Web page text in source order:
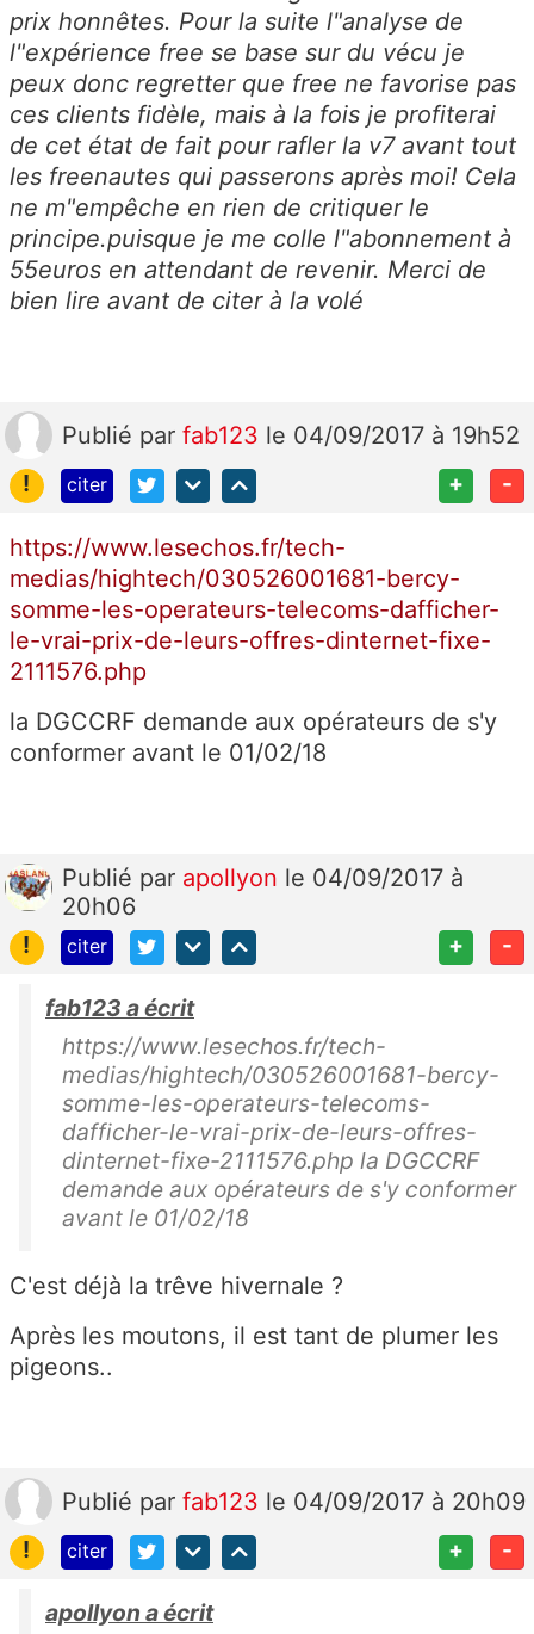
prix honnêtes. Pour la suite l"analyse de
l"expérience free se base sur du vécu je
peux donc regretter que free ne favorise pas
ces clients fidèle, mais à la fois je profiterai
de cet état de fait pour rafler la v7 avant tout
les freenautes qui passerons après moi! Cela
ne m"empêche en rien de critiquer le
principe.puisque je me colle l"abonnement à
55euros en attendant de revenir. Merci de
bien lire avant de citer à la volé
Publié par fab123 le 04/09/2017 à 19h52
!
citer + -
https://www.lesechos.fr/tech-
medias/hightech/030526001681-bercy-
somme-les-operateurs-telecoms-dafficher-
le-vrai-prix-de-leurs-offres-dinternet-fixe-
2111576.php
la DGCCRF demande aux opérateurs de s'y
conformer avant le 01/02/18
Publié par apollyon le 04/09/2017 à
20h06
!
citer + -
fab123 a écrit
https://www.lesechos.fr/tech-
medias/hightech/030526001681-bercy-
somme-les-operateurs-telecoms-
dafficher-le-vrai-prix-de-leurs-offres-
dinternet-fixe-2111576.php la DGCCRF
demande aux opérateurs de s'y conformer
avant le 01/02/18
C'est déjà la trêve hivernale ?
Après les moutons, il est tant de plumer les
pigeons..
Publié par fab123 le 04/09/2017 à 20h09
!
citer + -
apollyon a écrit